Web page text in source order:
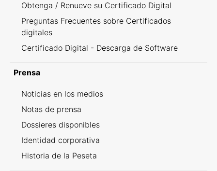
Obtenga / Renueve su Certificado Digital
Preguntas Frecuentes sobre Certificados
digitales
Certificado Digital - Descarga de Software
Prensa
Noticias en los medios
Notas de prensa
Dossieres disponibles
Identidad corporativa
Historia de la Peseta